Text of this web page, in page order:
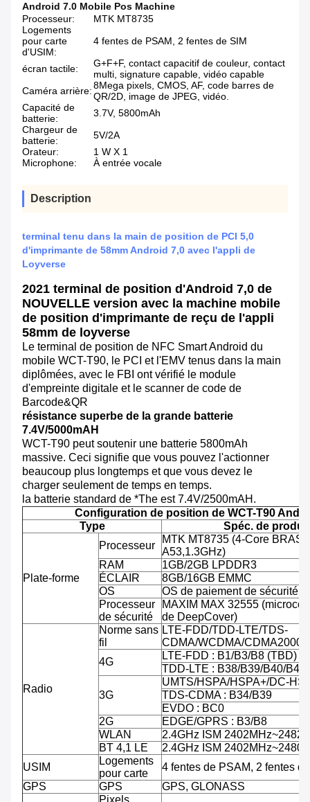
Android 7.0 Mobile Pos Machine
Processeur:
MTK MT8735
Logements
pour carte
d'USIM:
4 fentes de PSAM, 2 fentes de SIM
écran tactile:
G+F+F, contact capacitif de couleur, contact
multi, signature capable, vidéo capable
Caméra arrière:8Mega pixels, CMOS, AF, code barres de
QR/2D, image de JPEG, vidéo.
Capacité de
batterie:
3.7V, 5800mAh
Chargeur de
batterie:
5V/2A
Orateur:
1 W X 1
Microphone:
À entrée vocale
Description
terminal tenu dans la main de position de PCI 5,0
d'imprimante de 58mm Android 7,0 avec l'appli de
Loyverse
2021 terminal de position d'Android 7,0 de
NOUVELLE version avec la machine mobile
de position d'imprimante de reçu de l'appli
58mm de loyverse
Le terminal de position de NFC Smart Android du
mobile WCT-T90, le PCI et l'EMV tenus dans la main
diplômées, avec le FBI ont vérifié le module
d'empreinte digitale et le scanner de code de
Barcode&QR
résistance superbe de la grande batterie
7.4V/5000mAH
WCT-T90 peut soutenir une batterie 5800mAh
massive. Ceci signifie que vous pouvez l'actionner
beaucoup plus longtemps et que vous devez le
charger seulement de temps en temps.
la batterie standard de *The est 7.4V/2500mAH.
Configuration de position de WCT-T90
Type
Spéc. de produit
Plate-forme
Processeur
MTK MT8735 (4-Core BRAS
A53,1.3GHz)
RAM
1GB/2GB LPDDR3
ÉCLAIR
8GB/16GB EMMC
OS
OS de paiement de sécurité
Processeur
de sécurité
MAXIM MAX 32555
de DeepCover)
Radio
Norme sans
fil
LTE-FDD/TDD-LTE/TDS-
CDMA/WCDMA/CDMA2000/
4G
LTE-FDD : B1/B3/B8 (TBD)
TDD-LTE : B38/B39/B40/B41
3G
UMTS/HSPA/HSPA+/DC-
TDS-CDMA : B34/B39
EVDO : BC0
2G
EDGE/GPRS : B3/B8
WLAN
2.4GHz ISM
BT 4,1 LE
2.4GHz ISM
USIM
Logements
pour carte
4 fentes de PSAM, 2 fentes
GPS
GPS
GPS, GLONASS